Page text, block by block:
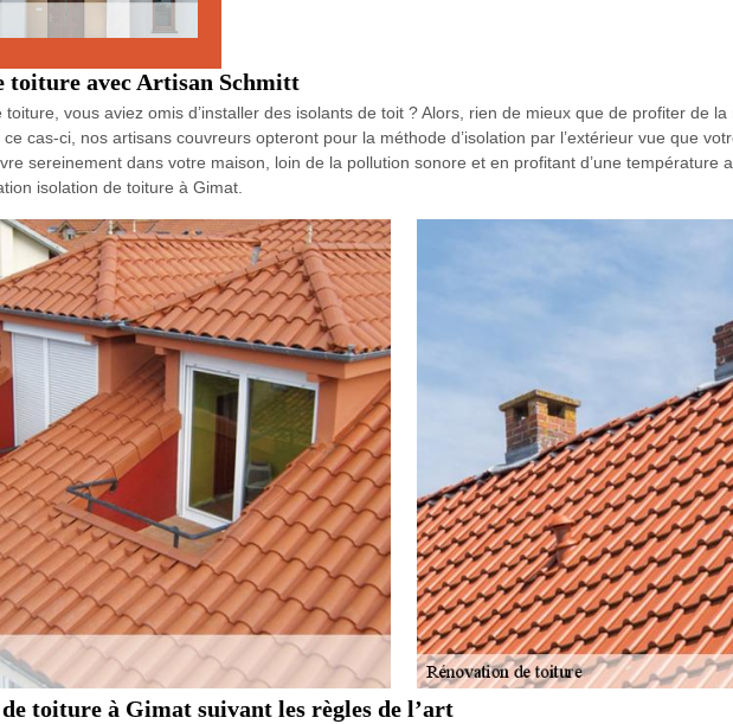
toiture avec Artisan Schmitt
vous aviez omis d’installer des isolants de toit ? Alors, rien de mieux que de profiter de
cas-ci, nos artisans couvreurs opteront pour la méthode d’isolation par l’extérieur vue que
sereinement dans votre maison, loin de la pollution sonore et en profitant d’une température
isolation de toiture à Gimat.
toiture à Gimat suivant les règles de l’art